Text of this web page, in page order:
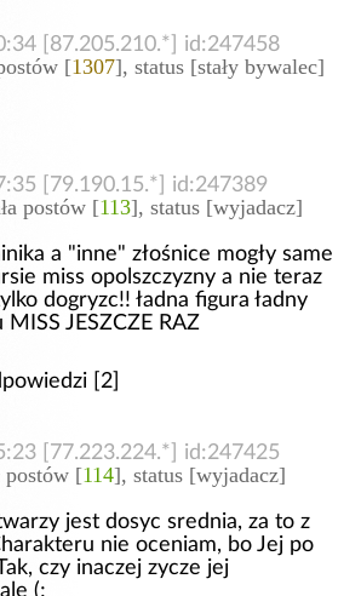
[87.205.210.*] id:247458
[1307], status [stały bywalec]
[79.190.15.*] id:247389
postów [113], status [wyjadacz]
a "inne" złośnice mogły same
miss opolszczyzny a nie teraz
dogryzc!! ładna figura ładny
JESZCZE RAZ
[2]
[77.223.224.*] id:247425
postów [114], status [wyjadacz]
jest dosyc srednia, za to z
nie oceniam, bo Jej po
czy inaczej zycze jej
(;